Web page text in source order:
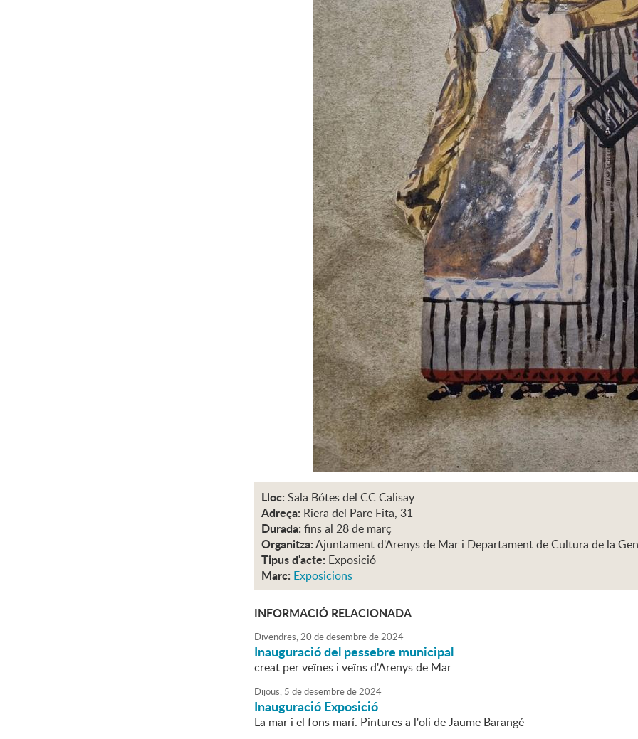
Lloc: Sala Bótes del CC Calisay
Adreça: Riera del Pare Fita, 31
Durada: fins al 28 de març
Organitza:Ajuntament d'Arenys de Mar i Departament de Cultura de la
Tipus d'acte: Exposició
Marc: Exposicions
INFORMACIÓ RELACIONADA
Divendres,20 dedesembrede2024
Inauguració del pessebre municipal
creat per veïnes i veïns d'Arenys de Mar
Dijous, 5 dedesembrede2024
Inauguració Exposició
La mar i el fons marí. Pintures a l'oli de Jaume Barangé